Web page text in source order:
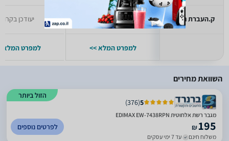
ק.העברת נתונים יעודכן בקרוב
למפרט המלא >>
יעודכן בקרוב
למפרט המלא
השוואת מחירים
הזול ביותר
5
(
376
)
מגבר רשת אלחוטית EDIMAX EW-7438RPN
₪195
משלוח חינם עד 7 ימי עסקים
לפרטים נוספים